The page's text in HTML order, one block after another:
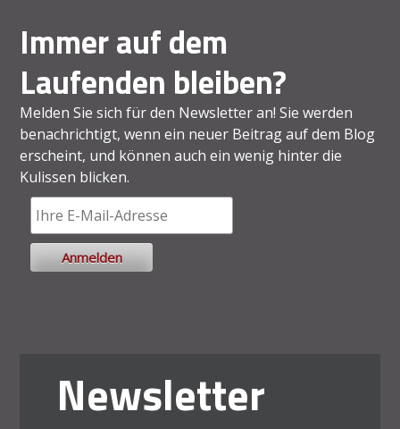
Immer auf dem
Laufenden bleiben?
Melden Sie sich für den Newsletter an! Sie werden
benachrichtigt, wenn ein neuer Beitrag auf dem Blog
erscheint, und können auch ein wenig hinter die
Kulissen blicken.
Newsletter